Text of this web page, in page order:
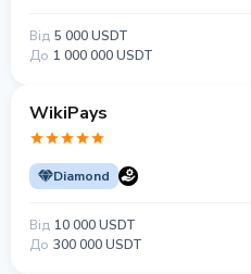
Від 5 000 USDT
До 1 000 000 USDT
WikiPays
Diamond
Від 10 000 USDT
До 300 000 USDT